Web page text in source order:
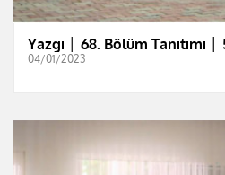
Yazgı │ 68. Bölüm Tanıtımı
04/01/2023